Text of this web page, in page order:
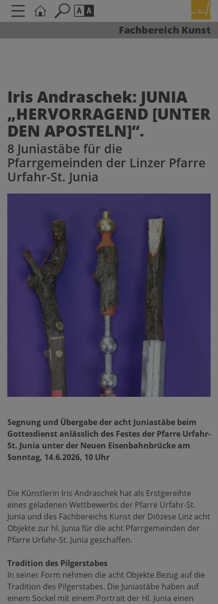
Fachbereich Kunst
A AA
Kontrasteinstellungen
A A A A A
Iris Andraschek: JUNIA
„HERVORRAGEND [UNTER
DEN APOSTELN]“.
8 Juniastäbe für die
Pfarrgemeinden der Linzer Pfarre
Urfahr-St. Junia
Segnung und Übergabe der acht Juniastäbe beim
Gottesdienst anlässlich des Festes der Pfarre Urfahr-
St. Junia unter der Neuen Eisenbahnbrücke am
Sonntag, 14.6.2026, 10 Uhr
Die Künstlerin Iris Andraschek hat als Erstgereihte
eines geladenen Wettbewerbs der Pfarre Urfahr-St.
Junia und des Fachbereichs Kunst der Diözese Linz acht
Objekte zur hl. Junia für die acht Pfarrgemeinden der
Pfarre Urfahr-St. Junia geschaffen.
Tradition des Pilgerstabes
In seiner Form nehmen die acht Objekte Bezug auf die
Tradition des Pilgerstabes. Die Juniastäbe haben auf
einem Sockel mit einem Portrait der Hl. Junia einen